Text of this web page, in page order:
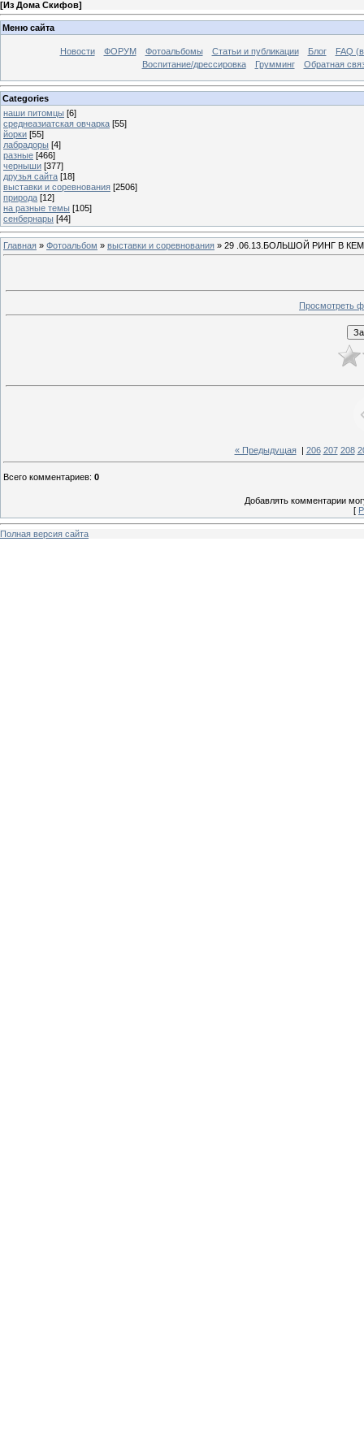
[Из Дома Скифов]
Меню сайта
Новости ФОРУМ Фотоальбомы Статьи и публикации Блог
FAQ
Воспитание/дрессировка
Грумминг Обратная
Categories
наши питомцы [6]
среднеазиатская овчарка [55]
йорки [55]
лабрадоры [4]
разные [466]
черныши [377]
друзья сайта [18]
выставки и соревнования [2506]
природа [12]
на разные темы [105]
сенбернары [44]
Главная » Фотоальбом » выставки и соревнования » 29 .06.13.БОЛЬШОЙ РИНГ В
Просмотреть
« Предыдущая| 206 207 208
Всего комментариев: 0
Добавлять комментарии
[
Полная версия сайта